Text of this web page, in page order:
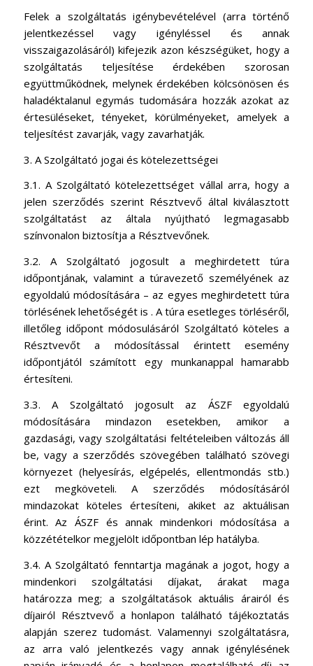
Felek a szolgáltatás igénybevételével (arra történő
jelentkezéssel vagy igényléssel és annak
visszaigazolásáról) kifejezik azon készségüket, hogy a
szolgáltatás teljesítése érdekében szorosan
együttműködnek, melynek érdekében kölcsönösen és
haladéktalanul egymás tudomására hozzák azokat az
értesüléseket, tényeket, körülményeket, amelyek a
teljesítést zavarják, vagy zavarhatják.
3. A Szolgáltató jogai és kötelezettségei
3.1. A Szolgáltató kötelezettséget vállal arra, hogy a
jelen szerződés szerint Résztvevő által kiválasztott
szolgáltatást az általa nyújtható legmagasabb
színvonalon biztosítja a Résztvevőnek.
3.2. A Szolgáltató jogosult a meghirdetett túra
időpontjának, valamint a túravezető személyének az
egyoldalú módosítására – az egyes meghirdetett túra
törlésének lehetőségét is . A túra esetleges törléséről,
illetőleg időpont módosulásáról Szolgáltató köteles a
Résztvevőt a módosítással érintett esemény
időpontjától számított egy munkanappal hamarabb
értesíteni.
3.3. A Szolgáltató jogosult az ÁSZF egyoldalú
módosítására mindazon esetekben, amikor a
gazdasági, vagy szolgáltatási feltételeiben változás áll
be, vagy a szerződés szövegében található szövegi
környezet (helyesírás, elgépelés, ellentmondás stb.)
ezt megköveteli. A szerződés módosításáról
mindazokat köteles értesíteni, akiket az aktuálisan
érint. Az ÁSZF és annak mindenkori módosítása a
közzétételkor megjelölt időpontban lép hatályba.
3.4. A Szolgáltató fenntartja magának a jogot, hogy a
mindenkori szolgáltatási díjakat, árakat maga
határozza meg; a szolgáltatások aktuális árairól és
díjairól Résztvevő a honlapon található tájékoztatás
alapján szerez tudomást. Valamennyi szolgáltatásra,
az arra való jelentkezés vagy annak igénylésének